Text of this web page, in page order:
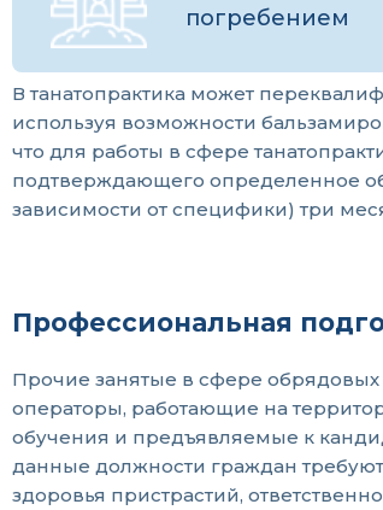
погребением
В танатопрактика может
используя возможности
что для работы в сфере
подтверждающего определенное
зависимости от специфики) три
Профессиональная
Прочие занятые в сфере
операторы, работающие на
обучения и предъявляемые к
данные должности граждан
здоровья пристрастий,